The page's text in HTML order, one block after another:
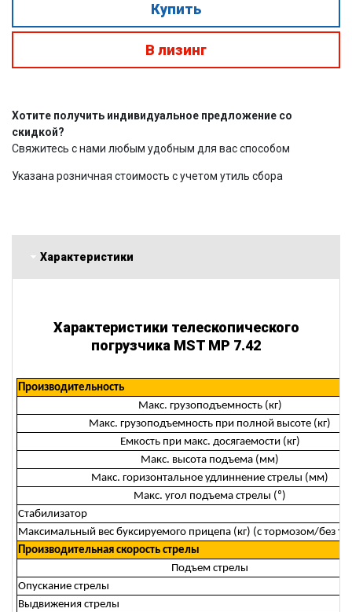
Купить
В лизинг
Хотите получить индивидуальное предложение со
скидкой?
Свяжитесь с нами любым удобным для вас способом
Указана розничная стоимость с учетом утиль сбора
Характеристики
Характеристики телескопического
погрузчика MST MP 7.42
Производительность
Макс. грузоподъемность (кг)
Макс. грузоподъемность при полной высоте (кг)
Емкость при макс. досягаемости (кг)
Макс. высота подъема (мм)
Макс. горизонтальное удлиннение стрелы (мм)
Макс. угол подъема стрелы (⁰)
Стабилизатор
Максимальный вес буксируемого прицепа (кг) (с тормозом/без
Производительная скорость стрелы
Подъем стрелы
Опускание стрелы
Выдвижения стрелы